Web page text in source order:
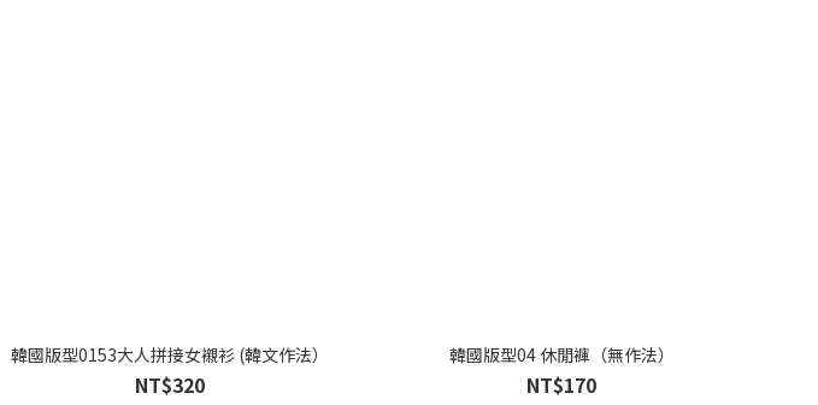
韓國版型0153大人拼接女襯衫 (韓文作法）
NT$320
韓國版型04 休閒褲（無作法）
NT$170